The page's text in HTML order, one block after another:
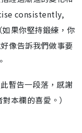
consistently,
果你堅持鍛練，你
像告訴我們做事要
暫告一段落，感謝
本欄的喜愛。）